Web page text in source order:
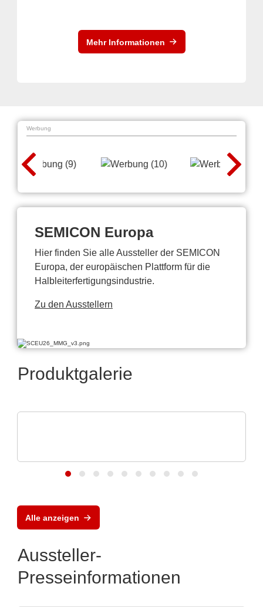
Mehr Informationen
Werbung
SEMICON Europa
Hier finden Sie alle Aussteller der SEMICON
Europa, der europäischen Plattform für die
Halbleiterfertigungsindustrie.
Zu den Ausstellern
Produktgalerie
Alle anzeigen
Aussteller-
Presseinformationen